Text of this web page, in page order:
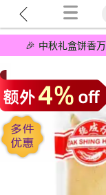
🎉 中秋礼盒饼香